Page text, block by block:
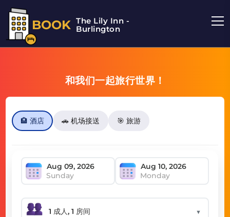
BOOK The Lily Inn -
Burlington
和我们一起旅行世界！
🏨 酒店 🚗 机场接送 🎯 旅游
Sunday Monday
▼